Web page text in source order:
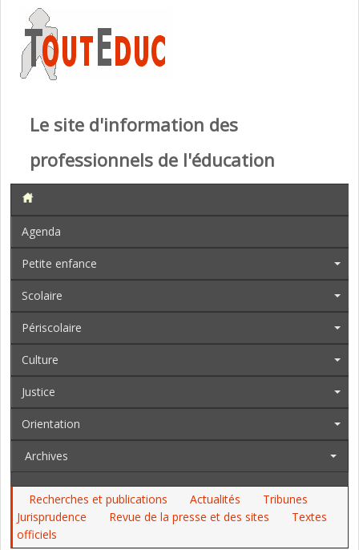
Le site d'information des
professionnels de l'éducation
Agenda
Petite enfance
Scolaire
Périscolaire
Culture
Justice
Orientation
Archives
Recherches et publications Actualités
Tribunes
Jurisprudence
Revue de la presse et des sites
Textes
officiels